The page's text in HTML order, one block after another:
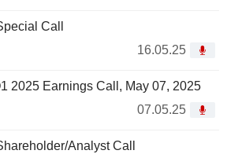
Call
16.05.25
2025 Earnings Call, May 07, 2025
07.05.25
Analyst Call